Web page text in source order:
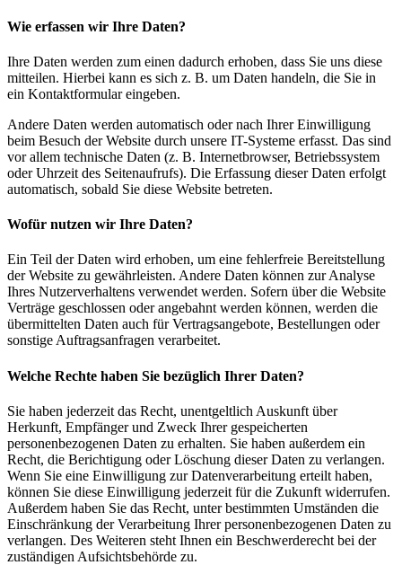
Wie erfassen wir Ihre Daten?
Ihre Daten werden zum einen dadurch erhoben, dass Sie uns diese
mitteilen. Hierbei kann es sich z. B. um Daten handeln, die Sie in
ein Kontaktformular eingeben.
Andere Daten werden automatisch oder nach Ihrer Einwilligung
beim Besuch der Website durch unsere IT-Systeme erfasst. Das sind
vor allem technische Daten (z. B. Internetbrowser, Betriebssystem
oder Uhrzeit des Seitenaufrufs). Die Erfassung dieser Daten erfolgt
automatisch, sobald Sie diese Website betreten.
Wofür nutzen wir Ihre Daten?
Ein Teil der Daten wird erhoben, um eine fehlerfreie Bereitstellung
der Website zu gewährleisten. Andere Daten können zur Analyse
Ihres Nutzerverhaltens verwendet werden. Sofern über die Website
Verträge geschlossen oder angebahnt werden können, werden die
übermittelten Daten auch für Vertragsangebote, Bestellungen oder
sonstige Auftragsanfragen verarbeitet.
Welche Rechte haben Sie bezüglich Ihrer Daten?
Sie haben jederzeit das Recht, unentgeltlich Auskunft über
Herkunft, Empfänger und Zweck Ihrer gespeicherten
personenbezogenen Daten zu erhalten. Sie haben außerdem ein
Recht, die Berichtigung oder Löschung dieser Daten zu verlangen.
Wenn Sie eine Einwilligung zur Datenverarbeitung erteilt haben,
können Sie diese Einwilligung jederzeit für die Zukunft widerrufen.
Außerdem haben Sie das Recht, unter bestimmten Umständen die
Einschränkung der Verarbeitung Ihrer personenbezogenen Daten zu
verlangen. Des Weiteren steht Ihnen ein Beschwerderecht bei der
zuständigen Aufsichtsbehörde zu.